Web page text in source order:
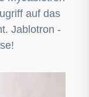
auf das
Jablotron -